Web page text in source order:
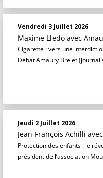
Vendredi 3 Juillet 2026
Maxime Lledo avec
Cigarette : vers une
Débat Amaury Brelet
Jeudi 2 Juillet 2026
Jean-François Achilli
Protection des enfants : le
président de l’association